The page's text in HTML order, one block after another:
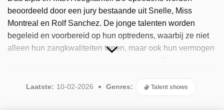
beoordeeld door een jury bestaande uit Snelle, Miss
Montreal en Rolf Sanchez. De jonge talenten worden
begeleid en voorbereid op hun optredens, waarbij ze niet
alleen hun zangkwaliteiten tonen, maar ook hun vermogen
Sinds 2026 is het populaire programma beschikbaar. Er
zijn 7 afleveringen uitgezonden, de meest recente in
Laatste: 10-02-2026 Genres: Talent shows